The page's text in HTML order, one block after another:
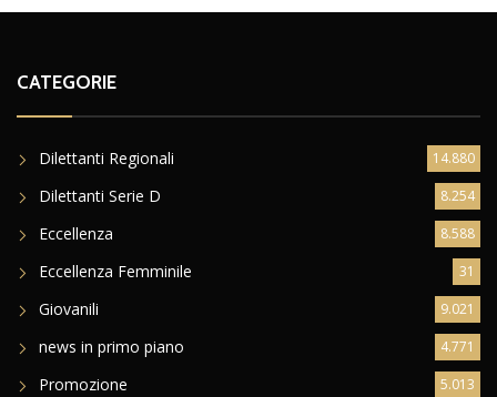
CATEGORIE
Dilettanti Regionali 14.880
Dilettanti Serie D 8.254
Eccellenza 8.588
Eccellenza Femminile 31
Giovanili 9.021
news in primo piano 4.771
Promozione 5.013